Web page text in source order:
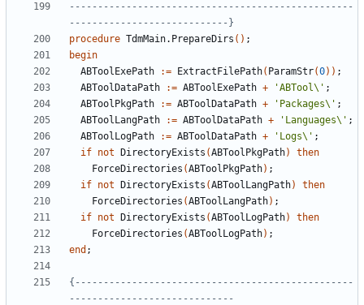
--------------------------------------------------
----------------------------}
procedure TdmMain. PrepareDirs () ;
begin
ABToolExePath
:= ExtractFilePath( ParamStr(0)) ;
ABToolDataPath
:= ABToolExePath + 'ABTool\' ;
ABToolPkgPath
:= ABToolDataPath + 'Packages\' ;
ABToolLangPath
:= ABToolDataPath + 'Languages\' ;
ABToolLogPath
:= ABToolDataPath + 'Logs\' ;
if not DirectoryExists (ABToolPkgPath)
then
ForceDirectories (ABToolPkgPath) ;
if not DirectoryExists (ABToolLangPath)
then
ForceDirectories (ABToolLangPath) ;
if not DirectoryExists (ABToolLogPath)
then
ForceDirectories (ABToolLogPath) ;
end ;
{-------------------------------------------------